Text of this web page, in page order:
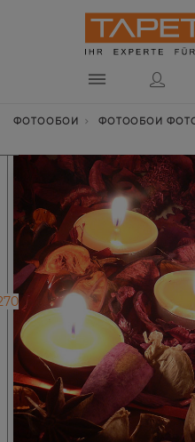
ФОТООБОИ ФОТООБОИ